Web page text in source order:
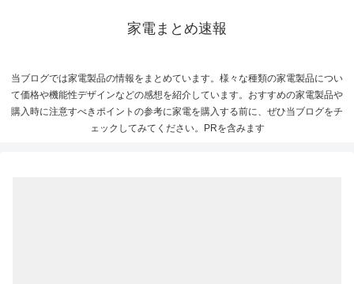
家電まとめ速報
当ブログでは家電製品の情報をまとめています。様々な種類の家電製品につい
て価格や機能性デザインなどの感想を紹介しています。おすすめの家電製品や
購入時に注意すべきポイントの参考に家電を購入する前に、ぜひ当ブログをチ
ェックしてみてください。PRを含みます